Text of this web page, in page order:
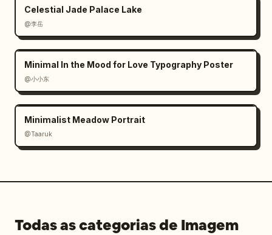
Celestial Jade Palace Lake
@李岳
Minimal In the Mood for Love Typography Poster
@小小东
Minimalist Meadow Portrait
@Taaruk
Todas as categorias de Imagem